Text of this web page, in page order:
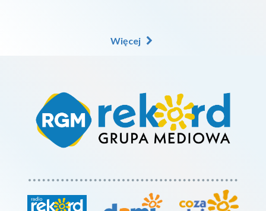
Więcej